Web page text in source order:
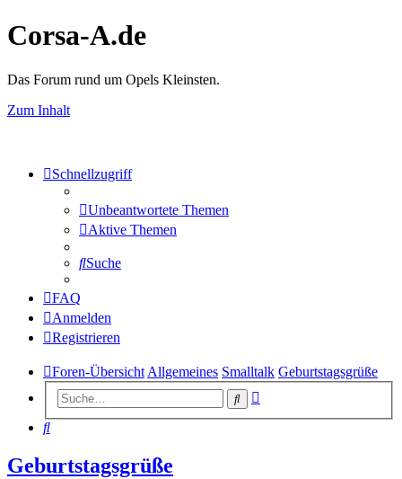
Corsa-A.de
Das Forum rund um Opels Kleinsten.
Zum Inhalt
Schnellzugriff
Unbeantwortete Themen
Aktive Themen
Suche
FAQ
Anmelden
Registrieren
Foren-Übersicht Allgemeines Smalltalk Geburtstagsgrüße
Suche
Suche
Geburtstagsgrüße